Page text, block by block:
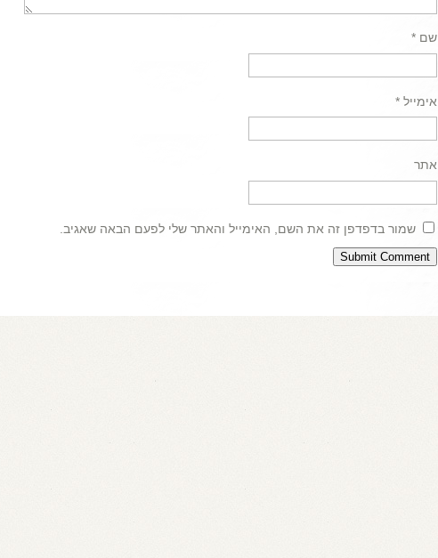
שם *
אימייל *
אתר
שמור בדפדפן זה את השם, האימייל והאתר שלי לפעם הבאה שאגיב.